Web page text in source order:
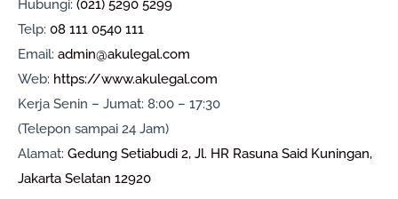
Hubungi: (021) 5290 5299
Telp: 08 111 0540 111
Email: admin@akulegal.com
Web: https://www.akulegal.com
Kerja Senin – Jumat: 8:00 – 17:30
(Telepon sampai 24 Jam)
Alamat: Gedung Setiabudi 2, Jl. HR Rasuna Said Kuningan,
Jakarta Selatan 12920